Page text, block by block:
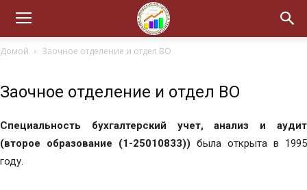
Домой Заочное отделение и отдел ВО
Заочное отделение и отдел ВО
Специальность бухгалтерский учет, анализ и аудит
(второе образование (1-25010833)) была открыта в 1995
году.